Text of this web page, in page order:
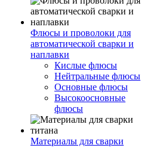
Флюсы и проволоки для
автоматической сварки и
наплавки
Кислые флюсы
Нейтральные флюсы
Основные флюсы
Высокоосновные
флюсы
Материалы для сварки